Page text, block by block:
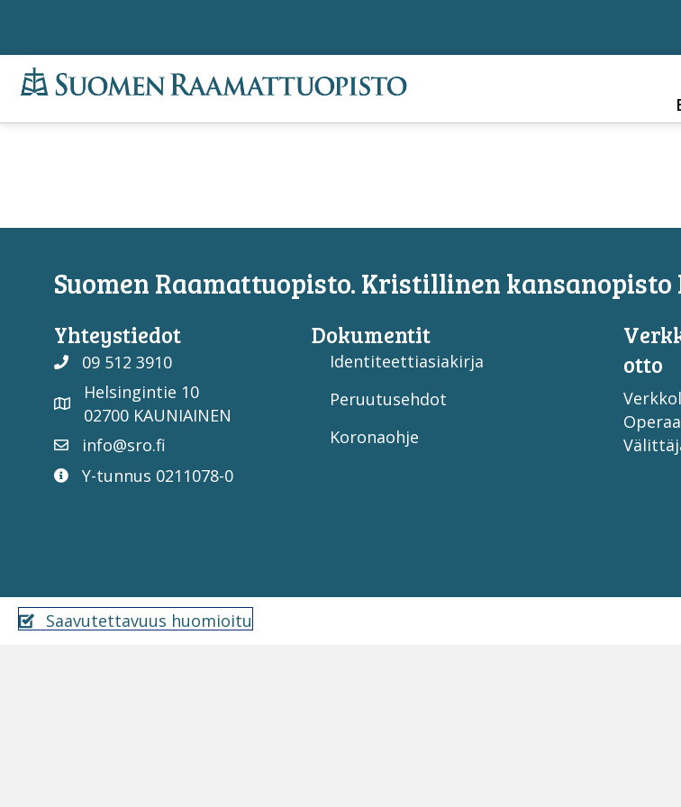
Suomen Raamattuopisto. Kristillinen kansanopisto
Yhteystiedot
09 512 3910
Helsingintie 10
02700 KAUNIAINEN
info@sro.fi
Y-tunnus 0211078-0
Dokumentit
Identiteettiasiakirja
Peruutusehdot
Koronaohje
otto
Saavutettavuus huomioitu